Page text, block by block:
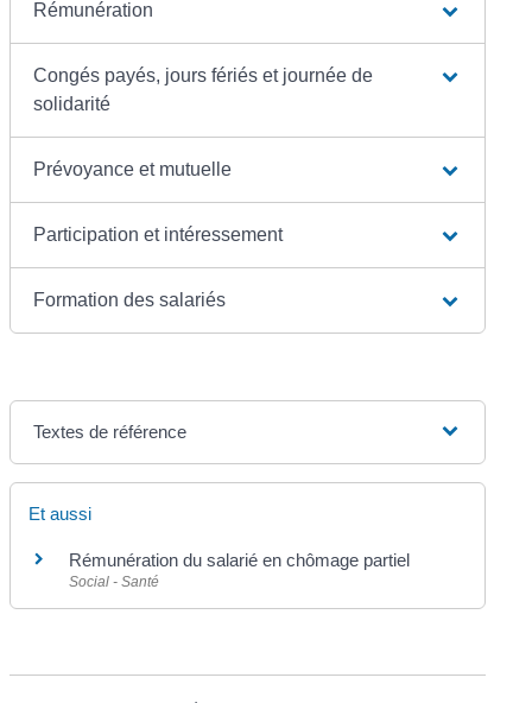
Rémunération
Congés payés, jours fériés et journée de
solidarité
Prévoyance et mutuelle
Participation et intéressement
Formation des salariés
Textes de référence
Et aussi
Rémunération du salarié en chômage partiel
Social - Santé